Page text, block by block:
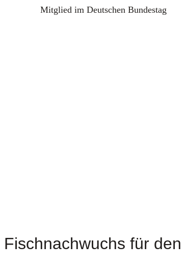
Mitglied im Deutschen Bundestag
Fischnachwuchs für